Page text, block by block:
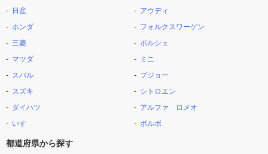
日産
ホンダ
三菱
マツダ
スバル
スズキ
ダイハツ
いすゞ
アウディ
フォルクスワーゲン
ポルシェ
ミニ
プジョー
シトロエン
アルファ ロメオ
ボルボ
都道府県から探す